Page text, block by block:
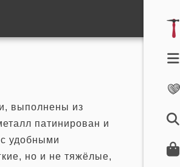
выполнены из
патинирован и
удобными
но и не тяжёлые,